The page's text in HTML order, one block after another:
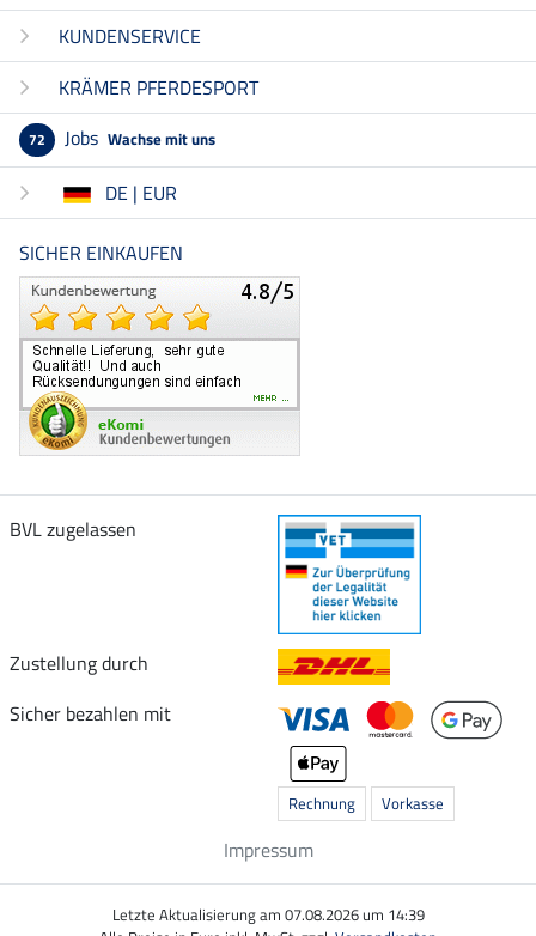
KUNDENSERVICE
KRÄMER PFERDESPORT
72 Jobs Wachse mit uns
DE | EUR
SICHER EINKAUFEN
BVL zugelassen
Zustellung durch
Sicher bezahlen mit
Rechnung Vorkasse
Impressum
Letzte Aktualisierung am 07.08.2026 um 14:39